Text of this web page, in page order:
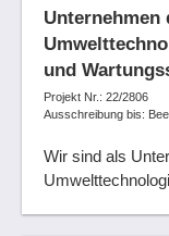
und
Projekt Nr.: 22/2806
Ausschreibung bis:
Wir sind als